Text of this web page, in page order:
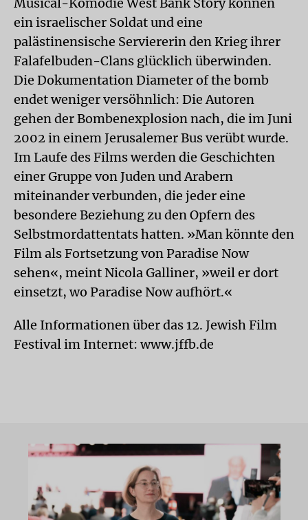
ein israelischer Soldat und eine
palästinensische Serviererin den Krieg ihrer
Falafelbuden-Clans glücklich überwinden.
Die Dokumentation Diameter of the bomb
endet weniger versöhnlich: Die Autoren
gehen der Bombenexplosion nach, die im Juni
2002 in einem Jerusalemer Bus verübt wurde.
Im Laufe des Films werden die Geschichten
einer Gruppe von Juden und Arabern
miteinander verbunden, die jeder eine
besondere Beziehung zu den Opfern des
Selbstmordattentats hatten. »Man könnte den
Film als Fortsetzung von Paradise Now
sehen«, meint Nicola Galliner, »weil er dort
einsetzt, wo Paradise Now aufhört.«
Alle Informationen über das 12. Jewish Film
Festival im Internet: www.jffb.de